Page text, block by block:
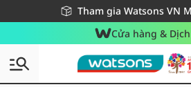
Tham gia Watsons VN
Miễn phí giao hàng cho đơn
Giao hàng nhanh 24h - Áp dụng
Cửa hàng &